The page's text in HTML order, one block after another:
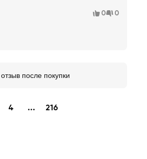
0 0
после покупки
4 ... 216